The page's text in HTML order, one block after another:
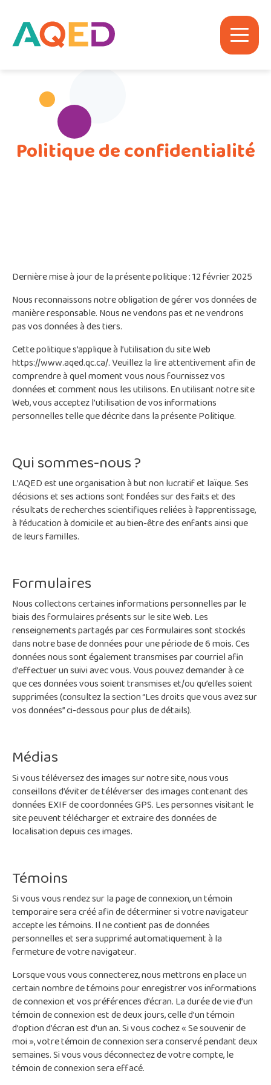
Politique de confidentialité
Dernière mise à jour de la présente politique : 12 février 2025
Nous reconnaissons notre obligation de gérer vos données de
manière responsable. Nous ne vendons pas et ne vendrons
pas vos données à des tiers.
Cette politique s’applique à l’utilisation du site Web
https://www.aqed.qc.ca/. Veuillez la lire attentivement afin de
comprendre à quel moment vous nous fournissez vos
données et comment nous les utilisons. En utilisant notre site
Web, vous acceptez l’utilisation de vos informations
personnelles telle que décrite dans la présente Politique.
Qui sommes-nous ?
L’AQED est une organisation à but non lucratif et laïque. Ses
décisions et ses actions sont fondées sur des faits et des
résultats de recherches scientifiques reliées à l’apprentissage,
à l’éducation à domicile et au bien-être des enfants ainsi que
de leurs familles.
Formulaires
Nous collectons certaines informations personnelles par le
biais des formulaires présents sur le site Web. Les
renseignements partagés par ces formulaires sont stockés
dans notre base de données pour une période de 6 mois. Ces
données nous sont également transmises par courriel afin
d’effectuer un suivi avec vous. Vous pouvez demander à ce
que ces données vous soient transmises et/ou qu’elles soient
supprimées (consultez la section “Les droits que vous avez sur
vos données” ci-dessous pour plus de détails).
Médias
Si vous téléversez des images sur notre site, nous vous
conseillons d’éviter de téléverser des images contenant des
données EXIF de coordonnées GPS. Les personnes visitant le
site peuvent télécharger et extraire des données de
localisation depuis ces images.
Témoins
Si vous vous rendez sur la page de connexion, un témoin
temporaire sera créé afin de déterminer si votre navigateur
accepte les témoins. Il ne contient pas de données
personnelles et sera supprimé automatiquement à la
fermeture de votre navigateur.
Lorsque vous vous connecterez, nous mettrons en place un
certain nombre de témoins pour enregistrer vos informations
de connexion et vos préférences d’écran. La durée de vie d’un
témoin de connexion est de deux jours, celle d’un témoin
d’option d’écran est d’un an. Si vous cochez « Se souvenir de
moi », votre témoin de connexion sera conservé pendant deux
semaines. Si vous vous déconnectez de votre compte, le
témoin de connexion sera effacé.